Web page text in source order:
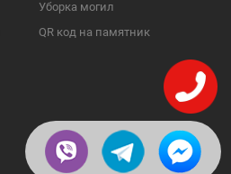
Уборка могил
QR код на памятник